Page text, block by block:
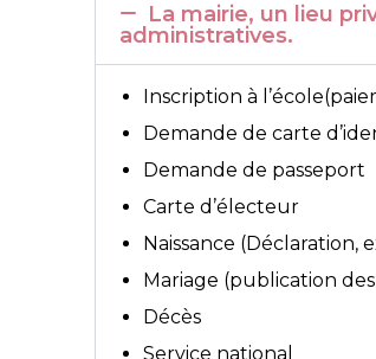
La mairie, un lieu
administratives.
Inscription à
Demande de carte
Demande de passeport
Carte d’électeur
Naissance (Déclaration,
Mariage (publication
Décès
Service national